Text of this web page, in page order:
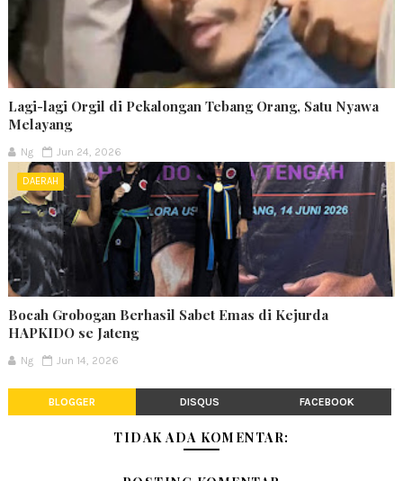
Lagi-lagi Orgil di Pekalongan Tebang Orang, Satu Nyawa
Melayang
Ng Jun 24, 2026
DAERAH
Bocah Grobogan Berhasil Sabet Emas di Kejurda
HAPKIDO se Jateng
Ng Jun 14, 2026
BLOGGER DISQUS FACEBOOK
TIDAK ADA KOMENTAR: